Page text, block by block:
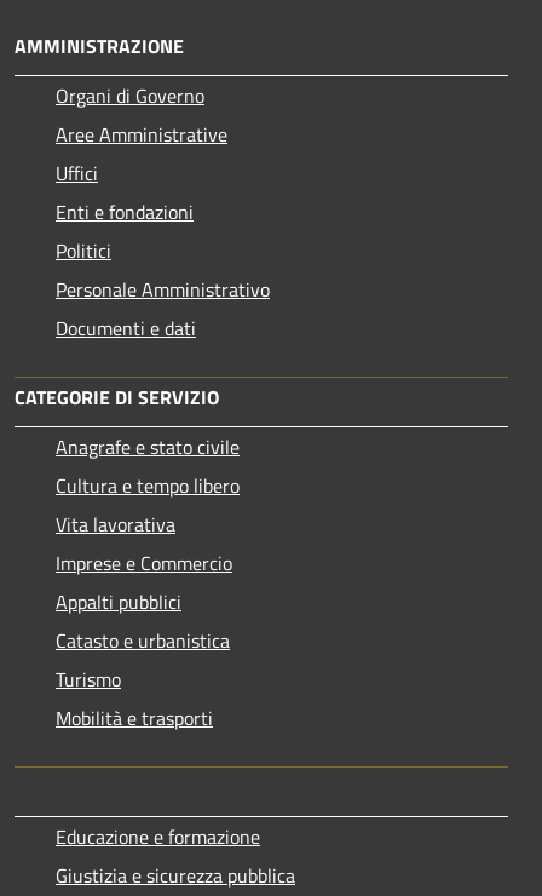
AMMINISTRAZIONE
Organi di Governo
Aree Amministrative
Uffici
Enti e fondazioni
Politici
Personale Amministrativo
Documenti e dati
CATEGORIE DI SERVIZIO
Anagrafe e stato civile
Cultura e tempo libero
Vita lavorativa
Imprese e Commercio
Appalti pubblici
Catasto e urbanistica
Turismo
Mobilità e trasporti
Educazione e formazione
Giustizia e sicurezza pubblica